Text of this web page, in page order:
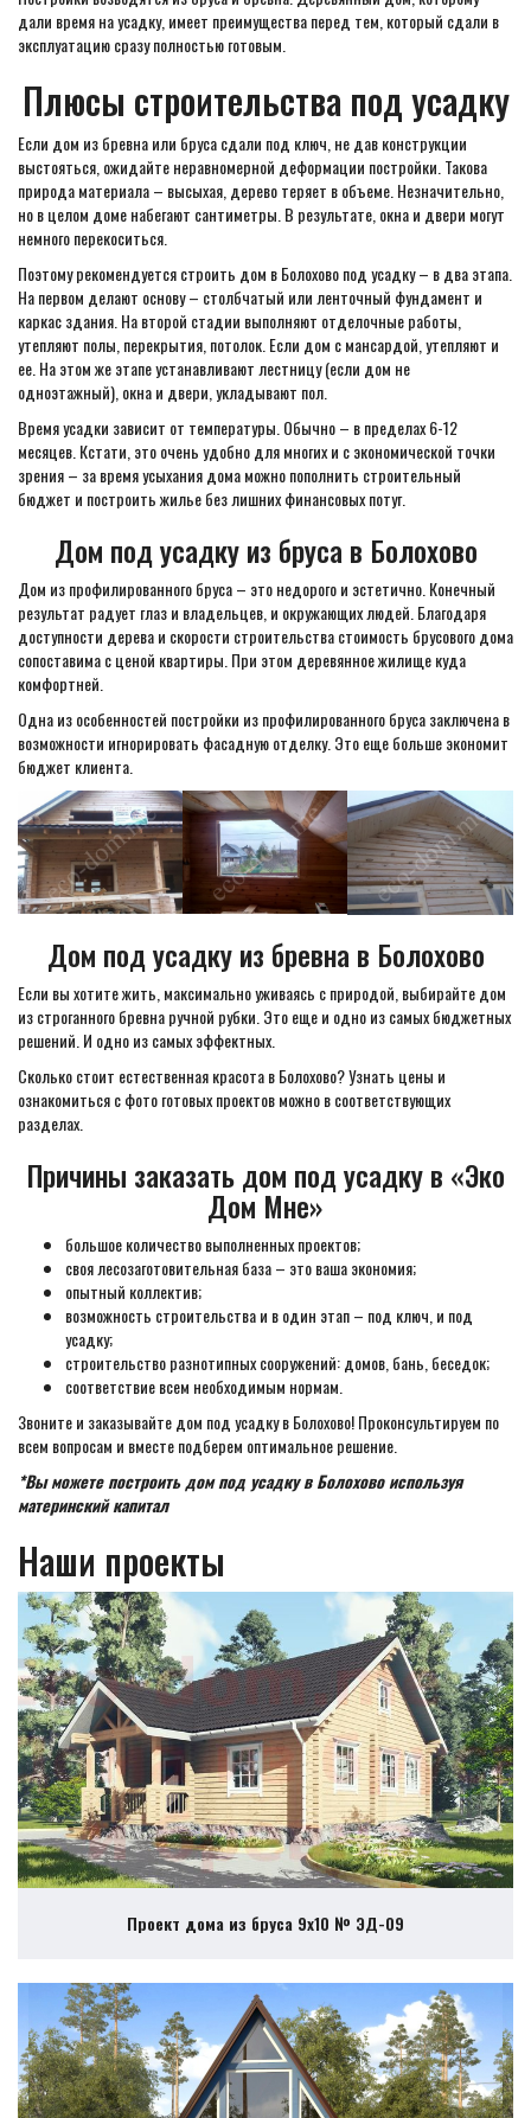
дали время на усадку, имеет преимущества перед тем, который сдали в
эксплуатацию сразу полностью готовым.
Плюсы строительства под усадку
Если дом из бревна или бруса сдали под ключ, не дав конструкции
выстояться, ожидайте неравномерной деформации постройки. Такова
природа материала – высыхая, дерево теряет в объеме. Незначительно,
но в целом доме набегают сантиметры. В результате, окна и двери могут
немного перекоситься.
Поэтому рекомендуется строить дом в Болохово под усадку – в два этапа.
На первом делают основу – столбчатый или ленточный фундамент и
каркас здания. На второй стадии выполняют отделочные работы,
утепляют полы, перекрытия, потолок. Если дом с мансардой, утепляют и
ее. На этом же этапе устанавливают лестницу (если дом не
одноэтажный), окна и двери, укладывают пол.
Время усадки зависит от температуры. Обычно – в пределах 6-12
месяцев. Кстати, это очень удобно для многих и с экономической точки
зрения – за время усыхания дома можно пополнить строительный
бюджет и построить жилье без лишних финансовых потуг.
Дом под усадку из бруса в Болохово
Дом из профилированного бруса – это недорого и эстетично. Конечный
результат радует глаз и владельцев, и окружающих людей. Благодаря
доступности дерева и скорости строительства стоимость брусового дома
сопоставима с ценой квартиры. При этом деревянное жилище куда
комфортней.
Одна из особенностей постройки из профилированного бруса заключена в
возможности игнорировать фасадную отделку. Это еще больше экономит
бюджет клиента.
Дом под усадку из бревна в Болохово
Если вы хотите жить, максимально уживаясь с природой, выбирайте дом
из строганного бревна ручной рубки. Это еще и одно из самых бюджетных
решений. И одно из самых эффектных.
Сколько стоит естественная красота в Болохово? Узнать цены и
ознакомиться с фото готовых проектов можно в соответствующих
разделах.
Причины заказать дом под усадку в «Эко
Дом Мне»
большое количество выполненных проектов;
своя лесозаготовительная база – это ваша экономия;
опытный коллектив;
возможность строительства и в один этап – под ключ, и под
усадку;
строительство разнотипных сооружений: домов, бань, беседок;
соответствие всем необходимым нормам.
Звоните и заказывайте дом под усадку в Болохово! Проконсультируем по
всем вопросам и вместе подберем оптимальное решение.
*Вы можете построить дом под усадку в Болохово используя
материнский капитал
Наши проекты
Проект дома из бруса 9х10 № ЭД-09